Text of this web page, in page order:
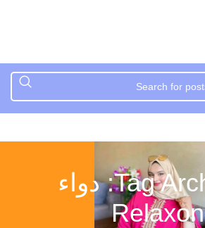
Tag Archives: دواء
Relaxon